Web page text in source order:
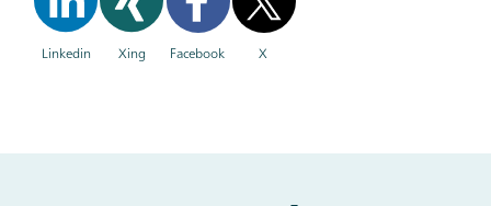
Linkedin Xing Facebook X